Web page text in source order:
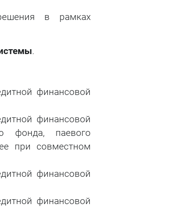
в рамках
.
финансовой
финансовой
фонда, паевого
при совместном
финансовой
финансовой